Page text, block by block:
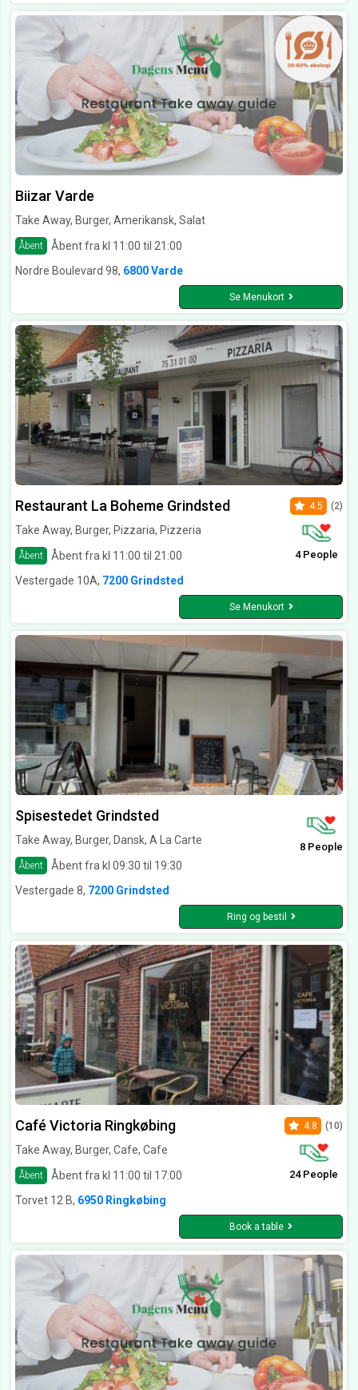
Biizar Varde
Take Away, Burger, Amerikansk, Salat
Åbent
Åbent fra kl 11:00 til 21:00
Nordre Boulevard 98, 6800 Varde
Se Menukort
Restaurant La Boheme Grindsted
Take Away, Burger, Pizzaria, Pizzeria
Åbent Åbent fra kl 11:00 til 21:00
4.5 (2)
4 People
Vestergade 10A, 7200 Grindsted
Se Menukort
Spisestedet Grindsted
Take Away, Burger, Dansk, A La Carte
Åbent Åbent fra kl 09:30 til 19:30
8 People
Vestergade 8, 7200 Grindsted
Ring og bestil
Café Victoria Ringkøbing
Take Away, Burger, Cafe, Cafe
Åbent Åbent fra kl 11:00 til 17:00
4.8 (10)
24 People
Torvet 12 B, 6950 Ringkøbing
Book a table